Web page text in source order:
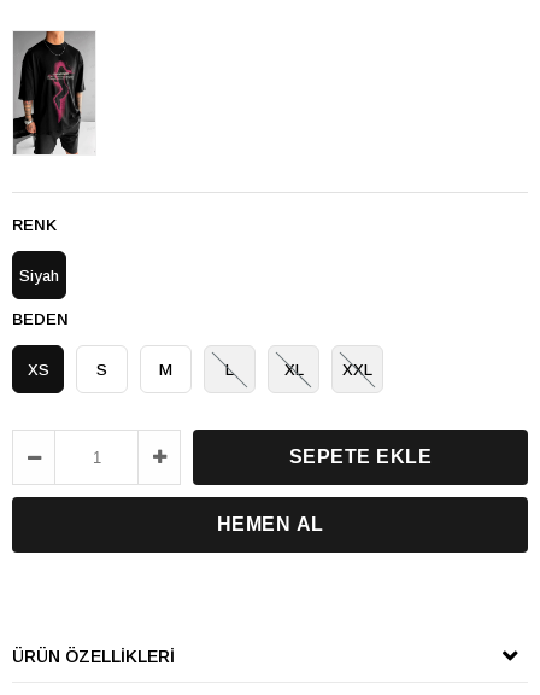
RENK
Siyah
BEDEN
XS S M L XL XXL
ÜRÜN ÖZELLIKLERI